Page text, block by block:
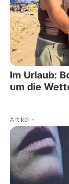
Im Urlaub:
um die
Artikel -